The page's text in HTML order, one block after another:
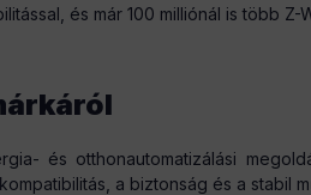
és már 100 milliónál is több
és otthonautomatizálási
a biztonság és a stabil